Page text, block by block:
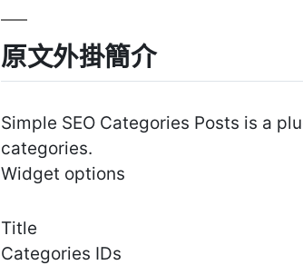
原文外掛簡介
Simple SEO Categories Posts is a
categories.
Widget options
Title
Categories IDs